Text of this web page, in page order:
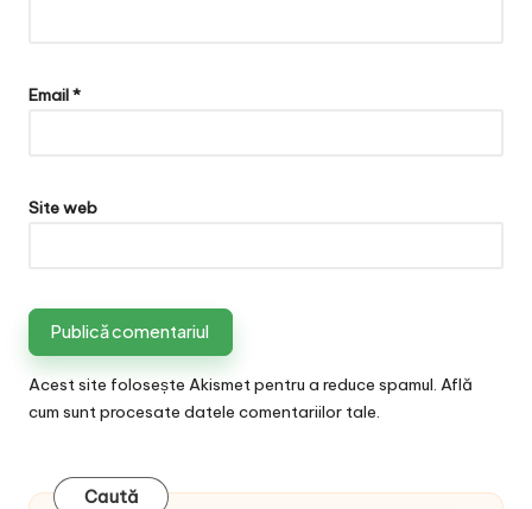
Email*
Site web
Acest site folosește Akismet pentru a reduce spamul. Află
cum sunt procesate datele comentariilor tale.
Caută